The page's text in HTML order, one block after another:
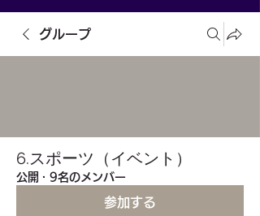
グループ
6.スポーツ（イベント）
公開 · 9名のメンバー
参加する